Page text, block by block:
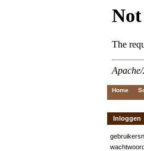
Home
Inloggen